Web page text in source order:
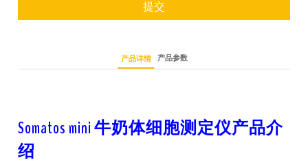
提交
产品详情 产品参数
Somatos mini 牛奶体细胞测定仪产品介
绍